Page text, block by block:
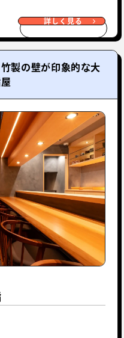
詳しく見る
製の壁が印象的な大